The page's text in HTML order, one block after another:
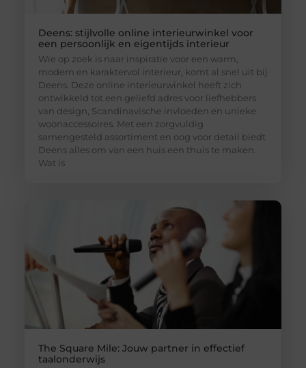
Deens: stijlvolle online interieurwinkel voor
een persoonlijk en eigentijds interieur
Wie op zoek is naar inspiratie voor een warm,
modern en karaktervol interieur, komt al snel uit bij
Deens. Deze online interieurwinkel heeft zich
ontwikkeld tot een geliefd adres voor liefhebbers
van design, Scandinavische invloeden en unieke
woonaccessoires. Met een zorgvuldig
samengesteld assortiment en oog voor detail biedt
Deens alles om van een huis een thuis te maken.
Wat is
The Square Mile: Jouw partner in effectief
taalonderwijs